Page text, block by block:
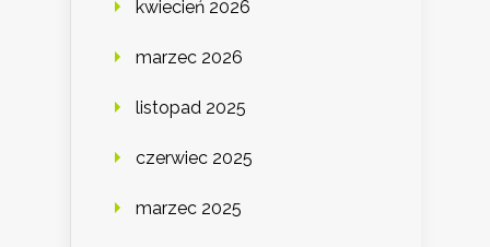
kwiecień 2026
marzec 2026
listopad 2025
czerwiec 2025
marzec 2025